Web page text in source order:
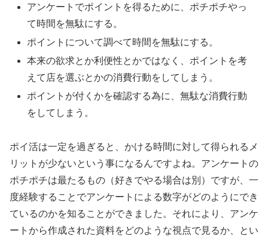
アンケートでポイントを得るために、ポチポチやっ
て時間を無駄にする。
ポイントについて調べて時間を無駄にする。
本来の欲求とか利便性とかではなく、ポイントを考
えて店を選ぶとかの消費行動をしてしまう。
ポイントが付くかを確認する為に、無駄な消費行動
をしてしまう。
ポイ活は一定を過ぎると、かける時間に対して得られるメ
リットが少ないという事になるんですよね。アンケートの
ポチポチは最たるもの（好きでやる場合は別）ですが、一
度経験することでアンケートによる数字がどのようにでき
ているのかを知ることができました。それにより、アンケ
ートから作成された資料をどのような視点で見るか、とい